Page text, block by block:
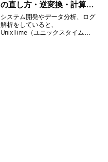
の直し方・逆変換・計算例
まで完全解説
システム開発やデータ分析、ログ
解析をしていると、
UnixTime（ユニックスタイム）